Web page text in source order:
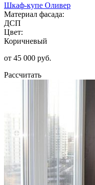
Шкаф-купе Оливер
Материал фасада:
ДСП
Цвет:
Коричневый
от 45 000 руб.
Рассчитать